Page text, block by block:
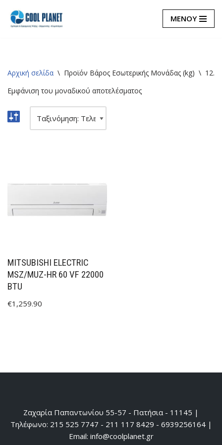
Μεταπηδήστε
ΜΕΝΟΥ
Αρχική σελίδα \ Προϊόν Βάρος Εσωτερικής Μονάδας (kg) \ 12.5
Εμφάνιση του μοναδικού αποτελέσματος
MITSUBISHI ELECTRIC
MSZ/MUZ-HR 60 VF 22000
BTU
€1,259.90
Ζαχαρία Παπαντωνίου 55-57 - Πατήσια - 11145 |
Τηλέφωνο: 215 525 7747 - 211 117 8429 - 6939256164 |
Email: info@coolplanet.gr